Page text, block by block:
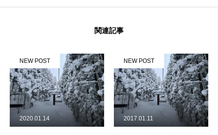
関連記事
NEW POST
2020.01.14
NEW POST
2017.01.11